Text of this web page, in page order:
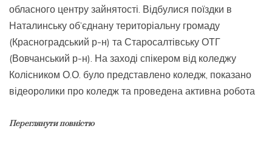
обласного центру зайнятості. Відбулися поїздки в
Наталинську об’єднану територіальну громаду
(Красноградський р-н) та Старосалтівську ОТГ
(Вовчанський р-н). На заході спікером від коледжу
Колісником О.О. було представлено коледж, показано
відеоролики про коледж та проведена активна робота
Переглянути повністю